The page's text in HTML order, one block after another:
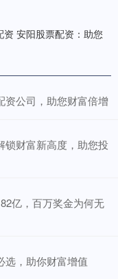
安阳股票配资：助您
资公司，助您财富倍增
锁财富新高度，助您投
亿，百万奖金为何无
选，助你财富增值